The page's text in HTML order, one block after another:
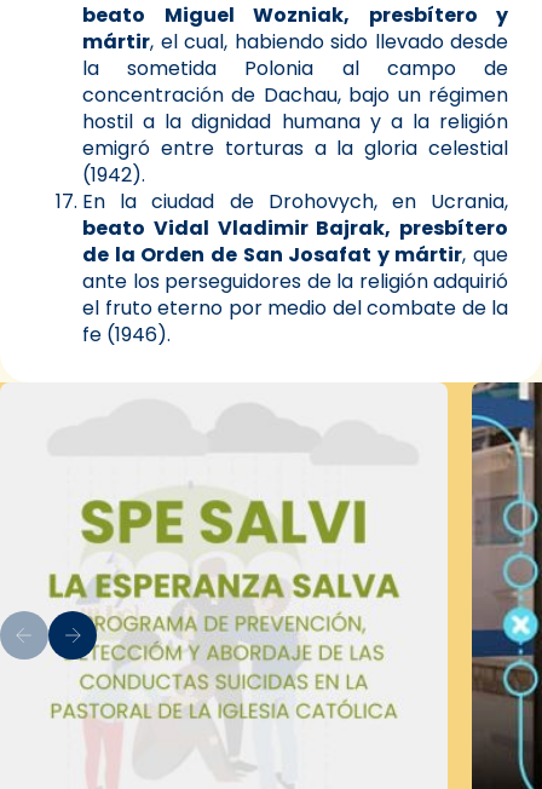
beato Miguel Wozniak, presbítero y
mártir, el cual, habiendo sido llevado desde
la sometida Polonia al campo de
concentración de Dachau, bajo un régimen
hostil a la dignidad humana y a la religión
emigró entre torturas a la gloria celestial
(1942).
En la ciudad de Drohovych, en Ucrania,
beato Vidal Vladimir Bajrak, presbítero
de la Orden de San Josafat y mártir, que
ante los perseguidores de la religión adquirió
el fruto eterno por medio del combate de la
fe (1946).